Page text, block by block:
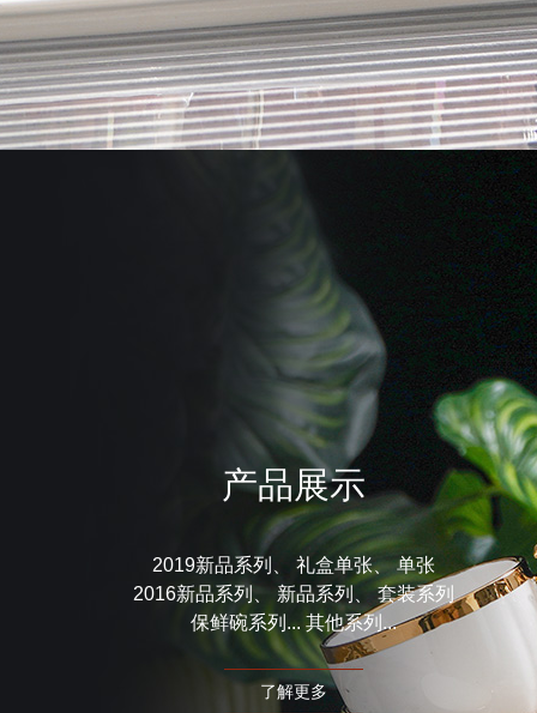
产品展示
2019新品系列、 礼盒单张、 单张
2016新品系列、 新品系列、 套装系列
保鲜碗系列... 其他系列...
了解更多